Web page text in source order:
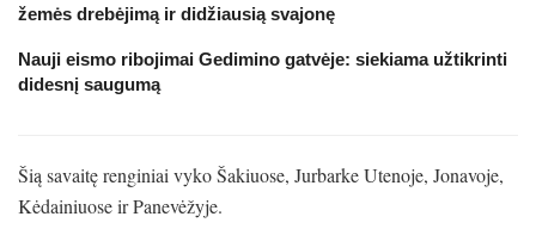
žemės drebėjimą ir didžiausią svajonę
Nauji eismo ribojimai Gedimino gatvėje: siekiama užtikrinti
didesnį saugumą
Šią savaitę renginiai vyko Šakiuose, Jurbarke Utenoje, Jonavoje,
Kėdainiuose ir Panevėžyje.